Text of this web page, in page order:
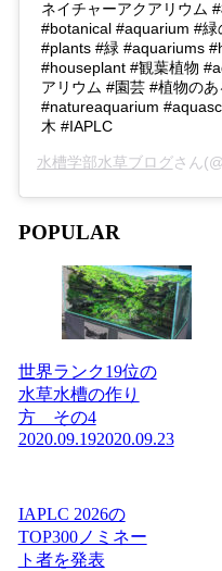
ネイチャーアクアリウム
#botanical #aquarium #緑
#plants #緑 #aquariums
#houseplant #観葉植物
アリウム #園芸 #植物の
#natureaquarium
木 #IAPLC
水槽学部水草ブログさん
POPULAR
世界ランク19位の
水草水槽の作り
方 その4
2020.09.192020.09.23
IAPLC 2026の
TOP300ノミネー
ト者を発表